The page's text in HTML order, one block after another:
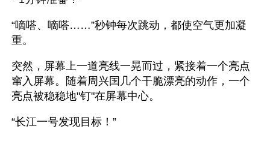
“嘀嗒、嘀嗒……”秒钟每次跳动，都使空气更加凝
重。
突然，屏幕上一道亮线一晃而过，紧接着一个亮点
窜入屏幕。随着周兴国几个干脆漂亮的动作，一个
亮点被稳稳地"钉"在屏幕中心。
“长江一号发现目标！”